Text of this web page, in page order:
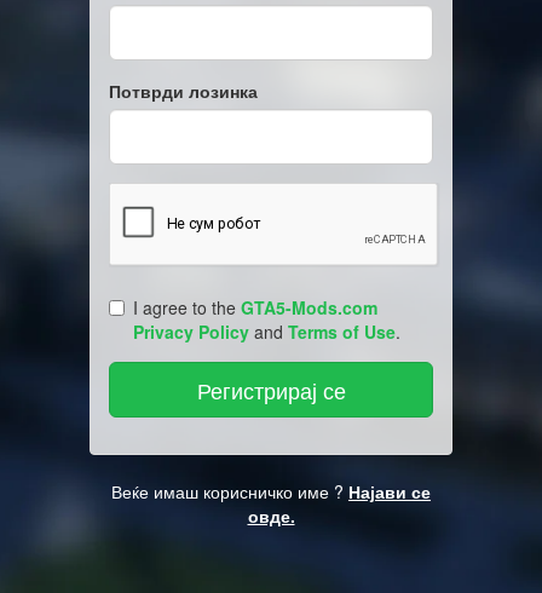
Потврди лозинка
I agree to the GTA5-Mods.com
Privacy Policy and Terms of Use.
Веќе имаш корисничко име ? Најави се
овде.